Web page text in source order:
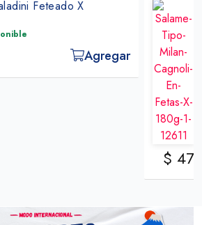
Milan Cagnoli En Fetas X
Agregar